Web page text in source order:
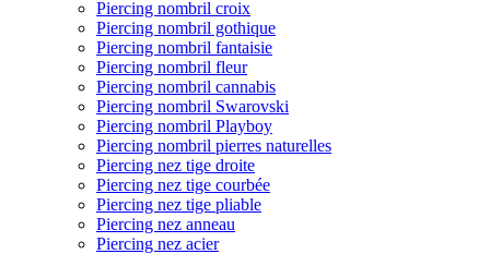
Piercing nombril croix
Piercing nombril gothique
Piercing nombril fantaisie
Piercing nombril fleur
Piercing nombril cannabis
Piercing nombril Swarovski
Piercing nombril Playboy
Piercing nombril pierres naturelles
Piercing nez tige droite
Piercing nez tige courbée
Piercing nez tige pliable
Piercing nez anneau
Piercing nez acier